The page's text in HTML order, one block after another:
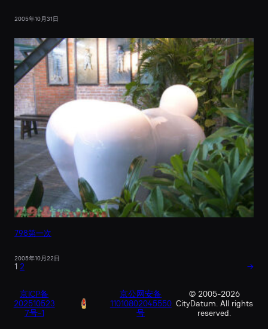
2005年10月31日
798第一次
2005年10月22日
1 2 →
京ICP备
202510523
7号-1
京公网安备
11010802045550
号
© 2005-2026
CityDatum. All rights
reserved.